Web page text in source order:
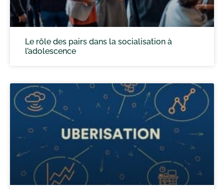
Le rôle des pairs dans la socialisation à
l’adolescence